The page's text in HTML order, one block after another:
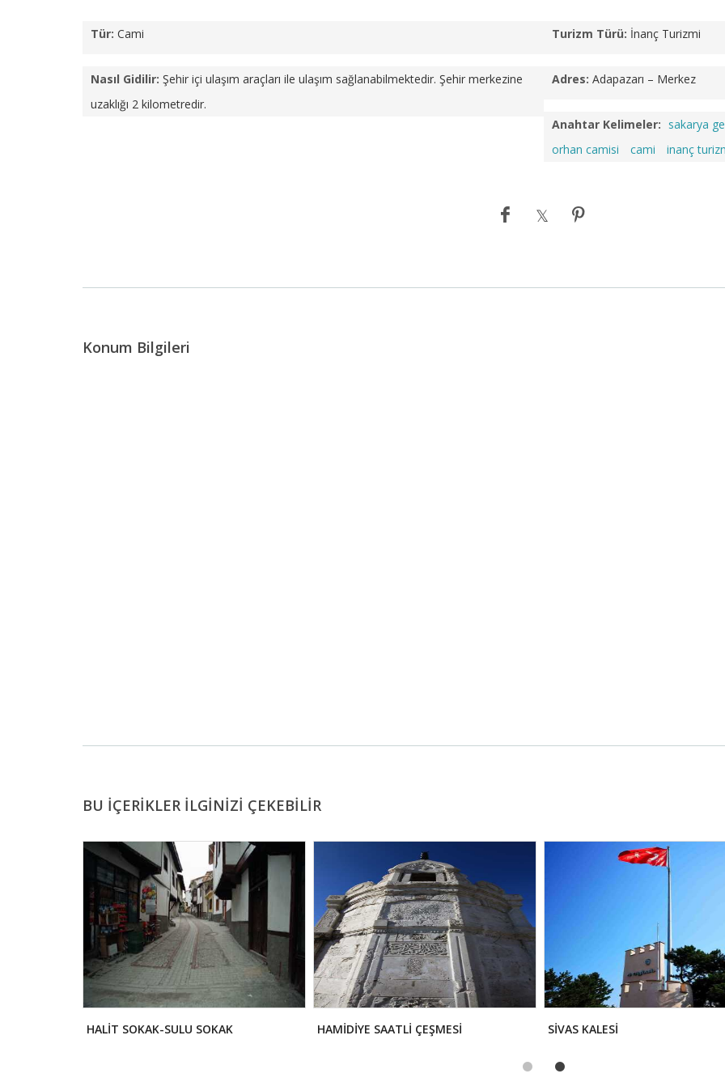
Tür: Cami Turizm Türü: İnanç Turizmi
Nasıl Gidilir: Şehir içi ulaşım araçları ile ulaşım sağlanabilmektedir. Şehir merkezine
uzaklığı 2 kilometredir.
Adres: Adapazarı – Merkez
Anahtar Kelimeler: sakarya
orhan camisi
cami inanç
Konum Bilgileri
BU İÇERİKLER İLGİNİZİ ÇEKEBİLİR
HALİT SOKAK-SULU SOKAK HAMİDİYE SAATLİ ÇEŞMESİ SİVAS KALESİ